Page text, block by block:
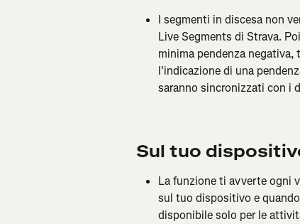
I segmenti in discesa non
Live Segments di Strava.
minima pendenza
l'indicazione di una
saranno sincronizzati con i
Sul tuo
La funzione ti avverte ogni
sul tuo dispositivo e
disponibile solo per le